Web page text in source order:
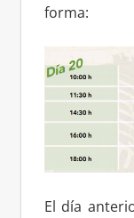
forma:
El día